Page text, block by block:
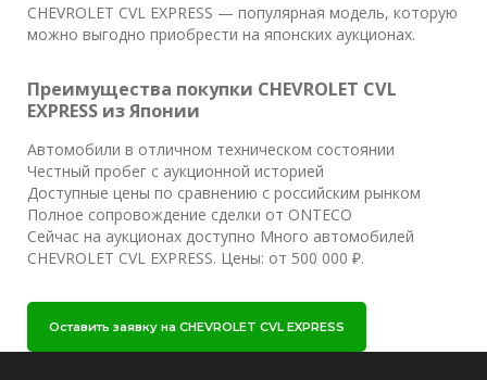
CHEVROLET CVL EXPRESS — популярная модель, которую
можно выгодно приобрести на японских аукционах.
Преимущества покупки CHEVROLET CVL
EXPRESS из Японии
Автомобили в отличном техническом состоянии
Честный пробег с аукционной историей
Доступные цены по сравнению с российским рынком
Полное сопровождение сделки от ONTECO
Сейчас на аукционах доступно Много автомобилей
CHEVROLET CVL EXPRESS. Цены: от 500 000 ₽.
Оставить заявку на CHEVROLET CVL EXPRESS